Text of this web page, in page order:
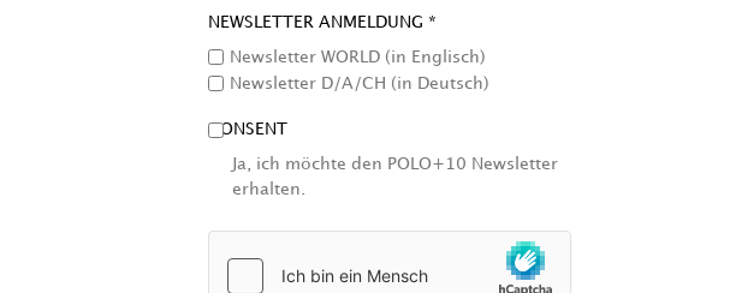
NEWSLETTER ANMELDUNG *
Newsletter WORLD (in Englisch)
Newsletter D/A/CH (in Deutsch)
CONSENT
Ja, ich möchte den POLO+10 Newsletter
erhalten.